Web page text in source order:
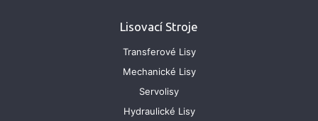
Lisovací Stroje
Transferové Lisy
Mechanické Lisy
Servolisy
Hydraulické Lisy